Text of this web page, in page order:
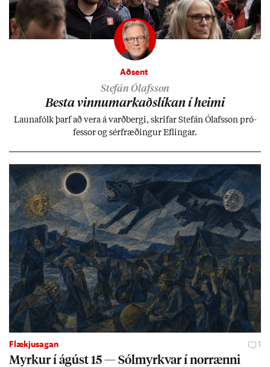
Aðsent
Stefán Ólafsson
Besta vinnu­mark­aðs­lík­an í heimi
Launa­fólk þarf að vera á varð­bergi, skrif­ar Stefán Ólafs­son pró­
fess­or og sér­fræð­ing­ur Efl­ing­ar.
Flækjusagan 1
Myrk­ur í ág­úst 15 — Sól­myrkv­ar í nor­rænni